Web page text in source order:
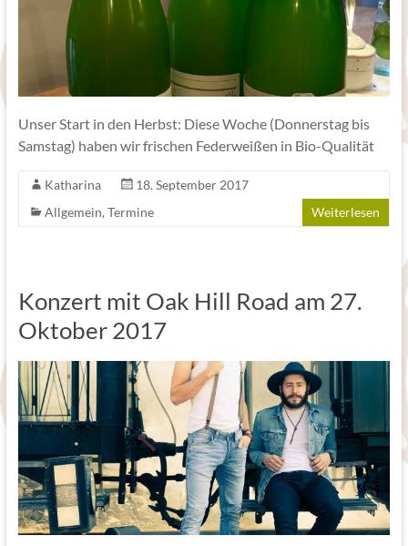
Unser Start in den Herbst: Diese Woche (Donnerstag bis
Samstag) haben wir frischen Federweißen in Bio-Qualität
Katharina
18. September 2017
Allgemein, Termine Weiterlesen
Konzert mit Oak Hill Road am 27.
Oktober 2017